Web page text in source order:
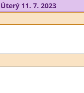
Úterý 11. 7. 2023